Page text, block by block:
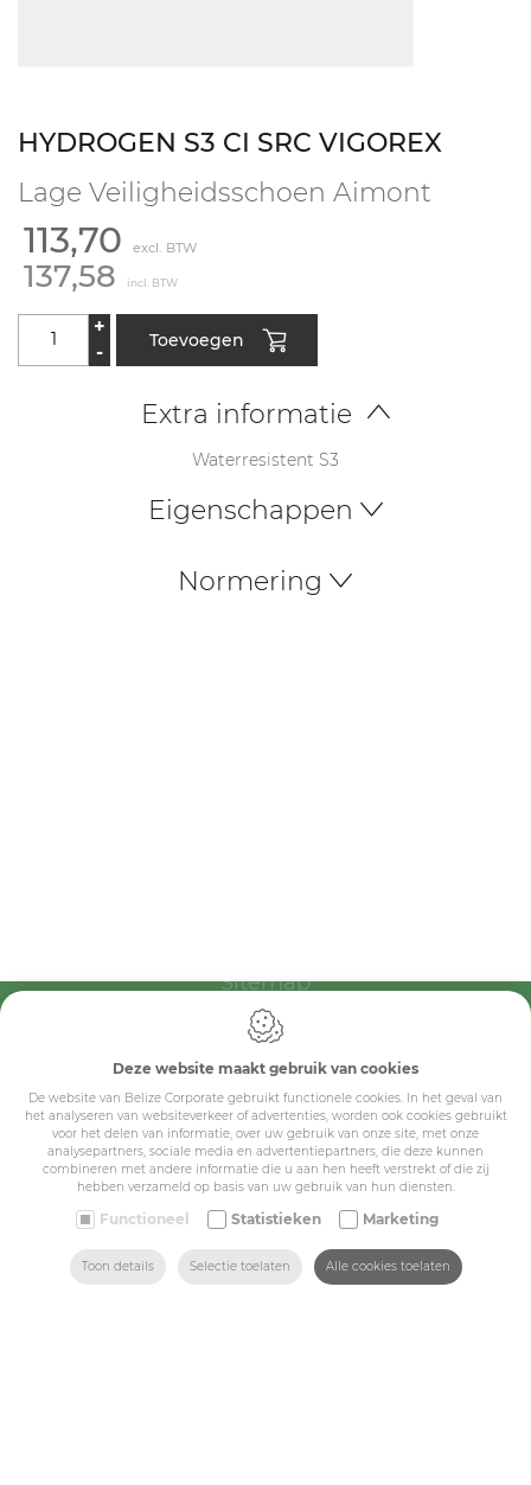
HYDROGEN S3 CI SRC VIGOREX
Lage Veiligheidsschoen Aimont
113,70 excl. BTW
137,58 incl. BTW
+
-
Toevoegen
Extra informatie
Waterresistent S3
Eigenschappen
Normering
Sitemap
Corporate
Industry
Medicals
Schools
Made-to-measure
Shop
Deze website maakt gebruik van cookies
De website van Belize Corporate gebruikt functionele cookies. In het geval van
het analyseren van websiteverkeer of advertenties, worden ook cookies gebruikt
voor het delen van informatie, over uw gebruik van onze site, met onze
analysepartners, sociale media en advertentiepartners, die deze kunnen
combineren met andere informatie die u aan hen heeft verstrekt of die zij
hebben verzameld op basis van uw gebruik van hun diensten.
Functioneel Statistieken Marketing
Toon details Selectie toelaten Alle cookies toelaten
ZOEKEN HOME MAIL ONS VIND ONS BEL ONS